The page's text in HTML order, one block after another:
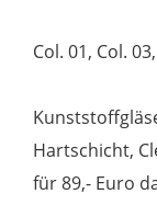
Col. 01, Col.
Hartschicht,
für 89,- Euro